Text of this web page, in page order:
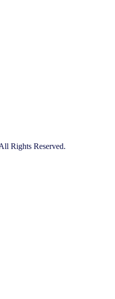
Rights Reserved.